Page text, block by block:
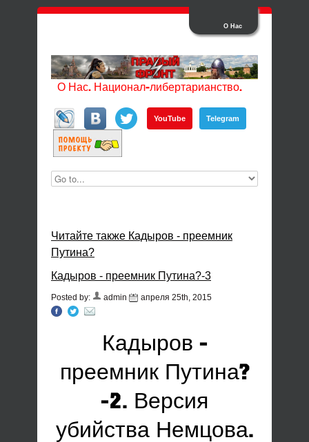
О Нас
О Нас. Национал-либертарианство.
YouTube Telegram
Читайте также Кадыров - преемник
Путина?
Кадыров - преемник Путина?-3
Posted by: admin апреля 25th, 2015
Кадыров -
преемник Путина?
-2. Версия
убийства Немцова.